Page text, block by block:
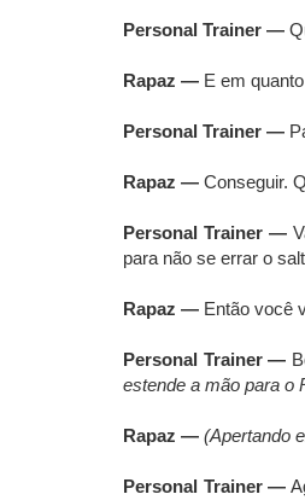
Personal Trainer —
Rapaz — E em
Personal Trainer —
Rapaz — Conseguir.
Personal Trainer —
para não se errar o
Rapaz — Então você
Personal Trainer —
estende a mão para o
Rapaz — (Apertando
Personal Trainer —